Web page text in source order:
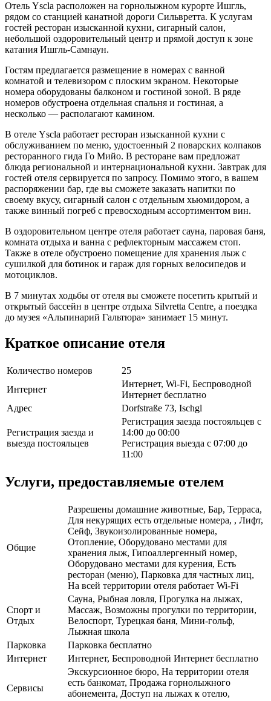
Отель Yscla расположен на горнолыжном курорте Ишгль,
рядом со станцией канатной дороги Сильвретта. К услугам
гостей ресторан изысканной кухни, сигарный салон,
небольшой оздоровительный центр и прямой доступ к зоне
катания Ишгль-Самнаун.
Гостям предлагается размещение в номерах с ванной
комнатой и телевизором с плоским экраном. Некоторые
номера оборудованы балконом и гостиной зоной. В ряде
номеров обустроена отдельная спальня и гостиная, а
несколько — располагают камином.
В отеле Yscla работает ресторан изысканной кухни с
обслуживанием по меню, удостоенный 2 поварских колпаков
ресторанного гида Го Мийо. В ресторане вам предложат
блюда региональной и интернациональной кухни. Завтрак для
гостей отеля сервируется по запросу. Помимо этого, в вашем
распоряжении бар, где вы сможете заказать напитки по
своему вкусу, сигарный салон с отдельным хьюмидором, а
также винный погреб с превосходным ассортиментом вин.
В оздоровительном центре отеля работает сауна, паровая баня,
комната отдыха и ванна с рефлекторным массажем стоп.
Также в отеле обустроено помещение для хранения лыж с
сушилкой для ботинок и гараж для горных велосипедов и
мотоциклов.
В 7 минутах ходьбы от отеля вы сможете посетить крытый и
открытый бассейн в центре отдыха Silvretta Centre, а поездка
до музея «Альпинарий Гальтюра» занимает 15 минут.
Краткое описание отеля
Количество номеров
25
Интернет
Интернет, Wi-Fi, Беспроводной
Интернет бесплатно
Адрес
Dorfstraße 73, Ischgl
Регистрация заезда и
выезда постояльцев
Регистрация заезда постояльцев с
14:00 до 00:00
Регистрация выезда с 07:00 до
11:00
Услуги, предоставляемые отелем
Общие
Разрешены домашние животные, Бар, Терраса,
Для некурящих есть отдельные номера, , Лифт,
Сейф, Звукоизолированные номера,
Отопление, Оборудовано местами для
хранения лыж, Гипоаллергенный номер,
Оборудовано местами для курения, Есть
ресторан (меню), Парковка для частных лиц,
На всей территории отеля работает Wi-Fi
Спорт и
Отдых
Сауна, Рыбная ловля, Прогулка на лыжах,
Массаж, Возможны прогулки по территории,
Велоспорт, Турецкая баня, Мини-гольф,
Лыжная школа
Парковка
Парковка бесплатно
Интернет
Интернет, Беспроводной Интернет бесплатно
Сервисы
Экскурсионное бюро, На территории отеля
есть банкомат, Продажа горнолыжного
абонемента, Доступ на лыжах к отелю,